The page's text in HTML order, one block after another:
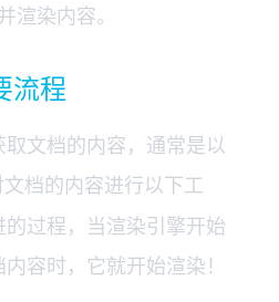
渲染内容。
流程
文档的内容，通常是以
档的内容进行以下工
过程，当渲染引擎开始
容时，它就开始渲染！